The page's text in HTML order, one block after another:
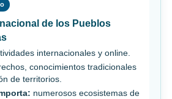
de los Pueblos
internacionales y online.
conocimientos tradicionales
de territorios.
numerosos ecosistemas de